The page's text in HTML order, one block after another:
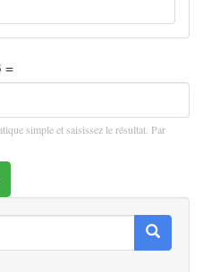
=
simple et saisissez le résultat. Par